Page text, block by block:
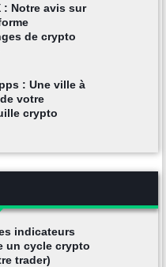
: Notre avis sur
de crypto
: Une ville à
votre
crypto
indicateurs
un cycle crypto
trader)